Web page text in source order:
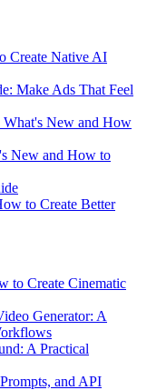
Create Native AI
Make Ads That Feel
New and How
New and How to
to Create Better
to Create Cinematic
Generator: A
A Practical
and API